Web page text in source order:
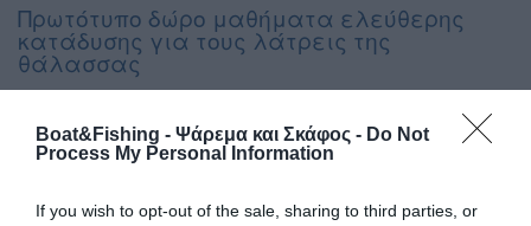
Boat&Fishing - Ψάρεμα και Σκάφος - Do Not
Process My Personal Information
If you wish to opt-out of the sale, sharing to third parties, or
Πρωτότυπο δώρο μαθήματα ελεύθερης
κατάδυσης για τους λάτρεις της
θάλασσας
Φέτος τις γιορτές ξεχωρίστε προσφέροντας στα αγαπημένα
σας πρόσωπα μια διαφορετική εμπειρία, ένα πρωτότυπο αλλά
και ιδιαίτερα χρήσιμο δώρο. Τα μαθήματα ελεύθερης
και αποτελούν την καλύτερη ευκαιρία για γνωρίσει κάποιος